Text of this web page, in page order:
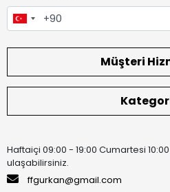
Müşteri
Haftaiçi 09:00 - 19:00 Cumartesi
ulaşabilirsiniz.
ffgurkan@gmail.com